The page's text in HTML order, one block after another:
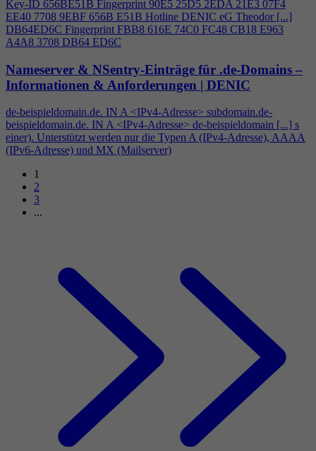
Key-ID 656BE51B Fingerprint 90E5 25D5 2EDA 21E3 07F4
EE40 7708 9EBF 656B E51B Hotline DENIC eG Theodor [...]
DB64ED6C Fingerprint FBB8 616E 74C0 FC48 CB18 E963
A4A8 3708 DB64 ED6C
Nameserver & NSentry-Einträge für .de-Domains –
Informationen & Anforderungen | DENIC
de-beispieldomain.de. IN A <IPv4-Adresse> subdomain.de-
beispieldomain.de. IN A <IPv4-Adresse> de-beispieldomain [...] s
einer). Unterstützt werden nur die Typen A (IPv4-Adresse), AAAA
(IPv6-Adresse) und MX (Mailserver)
1
2
3
...